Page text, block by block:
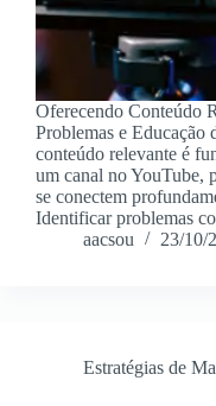
Oferecendo Conteúdo
Problemas e
conteúdo relevante é
um canal no YouTube,
se conectem
Identificar problemas
aacsou
23/10/
Estratégias de